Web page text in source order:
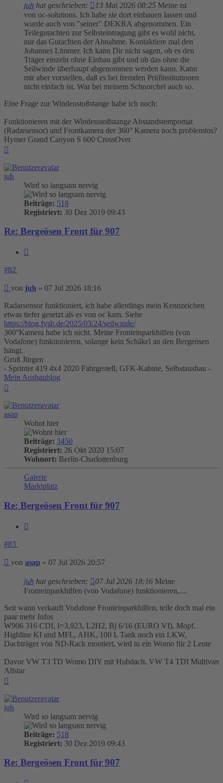
juh hat geschrieben: 13 Mai 2026 08:25 Meine ist
von oc-solutions. Ich habe sie dort einbauen lassen und
wurde auch von "seiner" DEKRA abgenommen. Ein
Teilegutachten zur Selbsteintragung gibt es wohl nicht,
nur das Gutachten der Abnahme. Kontaktiere mal den
Johannes Limmer. Ich kann Dir nicht sagen, ob es den
Träger einzeln ohne Einbau gibt und ob das ohne die
Seilwinde überhaupt abgenommen werden kann. Kann
mir aber vorstellen, daß es bei fremden Prüfinstitutionen
nicht einfach ist. War bei meinem Schnorchel auch so.
Eine Frage zur Windenstoßstange habe ich noch:
Funktionieren mit der Windenstoßstange Abstandstempomat
(Radarsensor) und Frontkamera der 360° Kamera noch problemlos?
Hymer Grand Canyon S 600 CrossOver
juh
Wird so langsam nervig
Beiträge: 518
Registriert: 30 Dez 2019 09:43
Re: Bergeösen Front für 907
#82
Beitrag
von juh » 07 Jul 2026 18:16
Radarsensor funktioniert, ich habe allerdings mein Kennzeichen
etwas tiefer gesetzt als es von oc kam. Siehe
https://blog.fysb.de/2025/03/24/seilwinde/
360°Kamera habe ich nicht. Meine Fronteinparkhilfen (von
Vodafone) funktionieren, solange kein Schäkel an den Bergeösen
hängt.
Gruß Jürgen
- Sprinter 419 4x4 2020 Fahrgestell, GFK-Kabine, Selbstausbau -
Mein Ausbaublog
asap
Wohnt hier
Beiträge: 3450
Registriert: 26 Okt 2020 15:07
Wohnort: Berlin-Charlottenburg
Galerie
Marktplatz
Re: Bergeösen Front für 907
#83
Beitrag
von asap » 07 Jul 2026 20:57
juh hat geschrieben: 07 Jul 2026 18:16 Meine
Fronteinparkhilfen (von Vodafone) funktionieren,....
Seit wann verkauft Vodafone Fronteinparkhilfen, teile doch mal ein
paar mehr Infos
W906 316 CDI, I=3,923, L2H2, Bj 6/16 (EURO VI), Mopf,
Highline KI und MFL, AHK, 100 L Tank noch ein LKW,
Dachträger von ND-Rack montiert, wird in ein Womo für 2 Leute
Davor VW T3 TD Womo DIY mit Hubdach, VW T4 TDI Multivan
Allstar
juh
Wird so langsam nervig
Beiträge: 518
Registriert: 30 Dez 2019 09:43
Re: Bergeösen Front für 907